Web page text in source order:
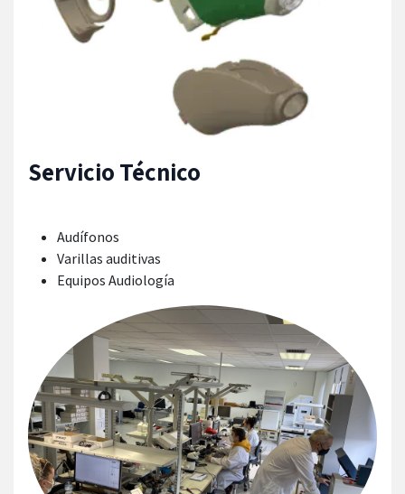
Servicio Técnico
Audífonos
Varillas auditivas
Equipos Audiología